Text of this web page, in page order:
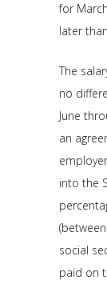
for
later
The
no
June
an
into the
social
paid on